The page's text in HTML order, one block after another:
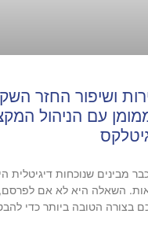
ושיפור החזר
עם הניהול
מבינים שנוכחות דיגיטלית
השאלה היא לא אם
בצורה הטובה ביותר כדי